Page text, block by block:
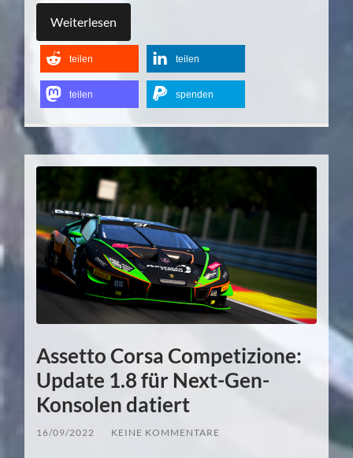
Weiterlesen
teilen teilen
teilen spenden
Assetto Corsa Competizione:
Update 1.8 für Next-Gen-
Konsolen datiert
16/09/2022 KEINE KOMMENTARE